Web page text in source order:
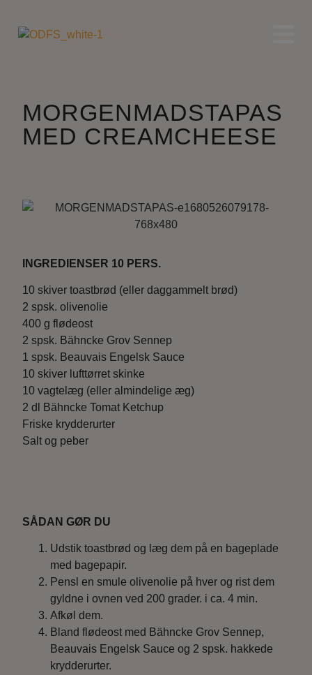
MORGENMADSTAPAS
MED CREAMCHEESE
INGREDIENSER 10 PERS.
10 skiver toastbrød (eller daggammelt brød)
2 spsk. olivenolie
400 g flødeost
2 spsk. Bähncke Grov Sennep
1 spsk. Beauvais Engelsk Sauce
10 skiver lufttørret skinke
10 vagtelæg (eller almindelige æg)
2 dl Bähncke Tomat Ketchup
Friske krydderurter
Salt og peber
SÅDAN GØR DU
Udstik toastbrød og læg dem på en bageplade
med bagepapir.
Pensl en smule olivenolie på hver og rist dem
gyldne i ovnen ved 200 grader. i ca. 4 min.
Afkøl dem.
Bland flødeost med Bähncke Grov Sennep,
Beauvais Engelsk Sauce og 2 spsk. hakkede
krydderurter.